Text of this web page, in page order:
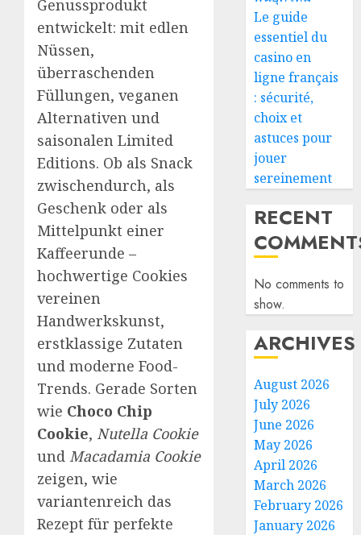
Genussprodukt
entwickelt: mit edlen
Nüssen,
überraschenden
Füllungen, veganen
Alternativen und
saisonalen Limited
Editions. Ob als Snack
zwischendurch, als
Geschenk oder als
Mittelpunkt einer
Kaffeerunde –
hochwertige Cookies
vereinen
Handwerkskunst,
erstklassige Zutaten
und moderne Food-
Trends. Gerade Sorten
wie Choco Chip
Cookie, Nutella Cookie
und Macadamia Cookie
zeigen, wie
variantenreich das
Rezept für perfekte
Le guide
essentiel du
casino en
ligne français
: sécurité,
choix et
astuces pour
jouer
sereinement
RECENT
No comments to
show.
ARCHIVES
August 2026
July 2026
June 2026
May 2026
April 2026
March 2026
February 2026
January 2026